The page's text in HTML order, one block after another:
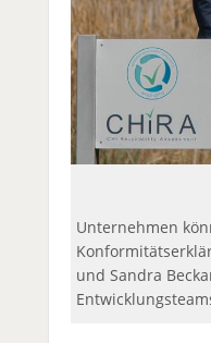
Unternehmen
und Sandra